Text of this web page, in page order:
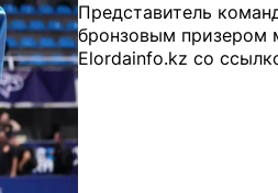
Представитель
бронзовым призером
Elordainfo.kz со